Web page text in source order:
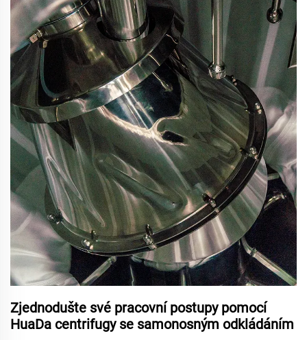
Zjednodušte své pracovní postupy pomocí
HuaDa centrifugy se samonosným odkládáním